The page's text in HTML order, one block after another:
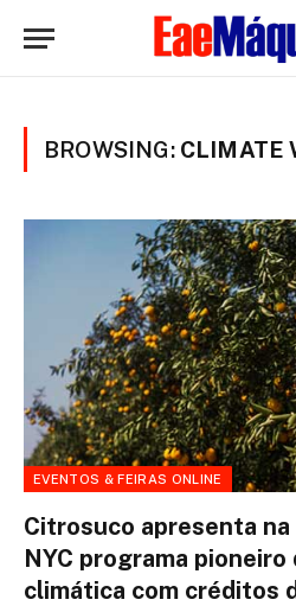
BROWSING: CLIMATE
EVENTOS & FEIRAS ONLINE
Citrosuco apresenta na
NYC programa pioneiro
climática com créditos